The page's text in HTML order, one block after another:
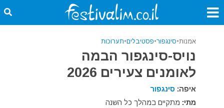
אמנות•סינגפור•פסטיבלים•תערוכות
נויס-סינגפור הבמה
לאומנים צעירים 2026
איפה: סינגפור
מתי: מתקיים במהלך כל השנה